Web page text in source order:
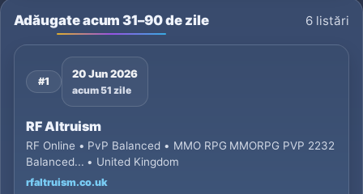
Adăugate acum 31–90 de zile 6 listări
#1
20 Jun 2026
acum 51 zile
RF Altruism
RF Online • PvP Balanced • MMO RPG MMORPG PVP 2232
Balanced... • United Kingdom
rfaltruism.co.uk